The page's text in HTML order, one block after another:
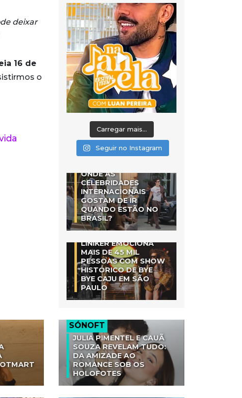
deixar
16 de
o
Carregar mais...
Seguir no Instagram
ONDE AS
CELEBRIDADES
INTERNACIONAIS
GOSTAM DE IR
QUANDO ESTÃO NO
BRASIL?
LINIKER EMOCIONA
MAIS DE 45 MIL
PESSOAS COM SHOW
HISTÓRICO DE BYE
BYE CAJU EM SÃO
PAULO
SÓNOFT
JULIA PIMENTEL E CAUÃ
SOUZA REVELAM TUDO:
DA AMIZADE AO
ROMANCE SOB OS
HOLOFOTES